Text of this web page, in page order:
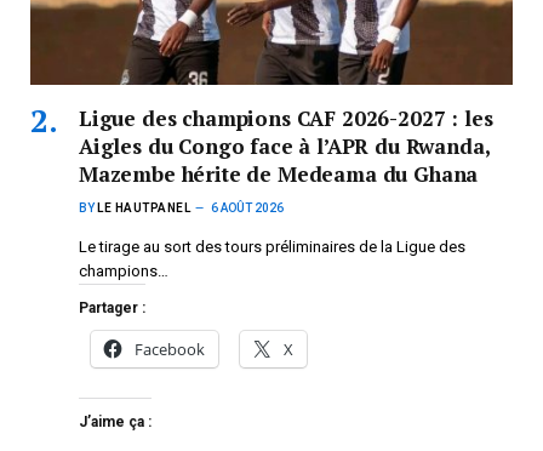
Ligue des champions CAF 2026-2027 : les
Aigles du Congo face à l’APR du Rwanda,
Mazembe hérite de Medeama du Ghana
BY LE HAUTPANEL 6 AOÛT 2026
Le tirage au sort des tours préliminaires de la Ligue des
champions…
Partager :
Facebook X
J’aime ça :